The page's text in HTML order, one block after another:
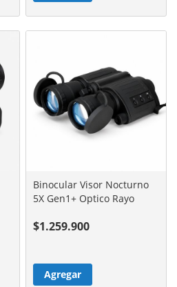
Binocular Visor Nocturno
5X Gen1+ Optico Rayo
$1.259.900
Agregar